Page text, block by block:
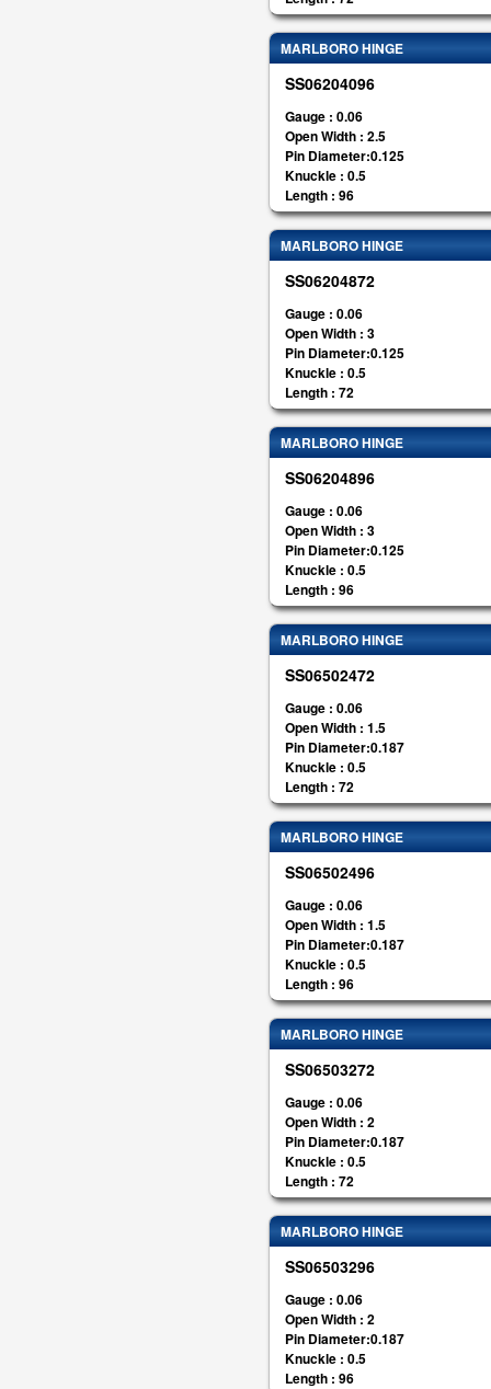
MARLBORO HINGE
SS06204096
Gauge : 0.06
Open Width : 2.5
Pin Diameter:0.125
Knuckle : 0.5
Length : 96
MARLBORO HINGE
SS06204872
Gauge : 0.06
Open Width : 3
Pin Diameter:0.125
Knuckle : 0.5
Length : 72
MARLBORO HINGE
SS06204896
Gauge : 0.06
Open Width : 3
Pin Diameter:0.125
Knuckle : 0.5
Length : 96
MARLBORO HINGE
SS06502472
Gauge : 0.06
Open Width : 1.5
Pin Diameter:0.187
Knuckle : 0.5
Length : 72
MARLBORO HINGE
SS06502496
Gauge : 0.06
Open Width : 1.5
Pin Diameter:0.187
Knuckle : 0.5
Length : 96
MARLBORO HINGE
SS06503272
Gauge : 0.06
Open Width : 2
Pin Diameter:0.187
Knuckle : 0.5
Length : 72
MARLBORO HINGE
SS06503296
Gauge : 0.06
Open Width : 2
Pin Diameter:0.187
Knuckle : 0.5
Length : 96